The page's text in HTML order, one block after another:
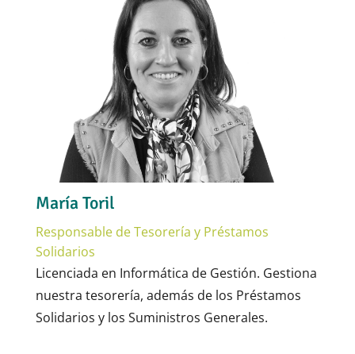
María Toril
Responsable de Tesorería y Préstamos
Solidarios
Licenciada en Informática de Gestión. Gestiona
nuestra tesorería, además de los Préstamos
Solidarios y los Suministros Generales.